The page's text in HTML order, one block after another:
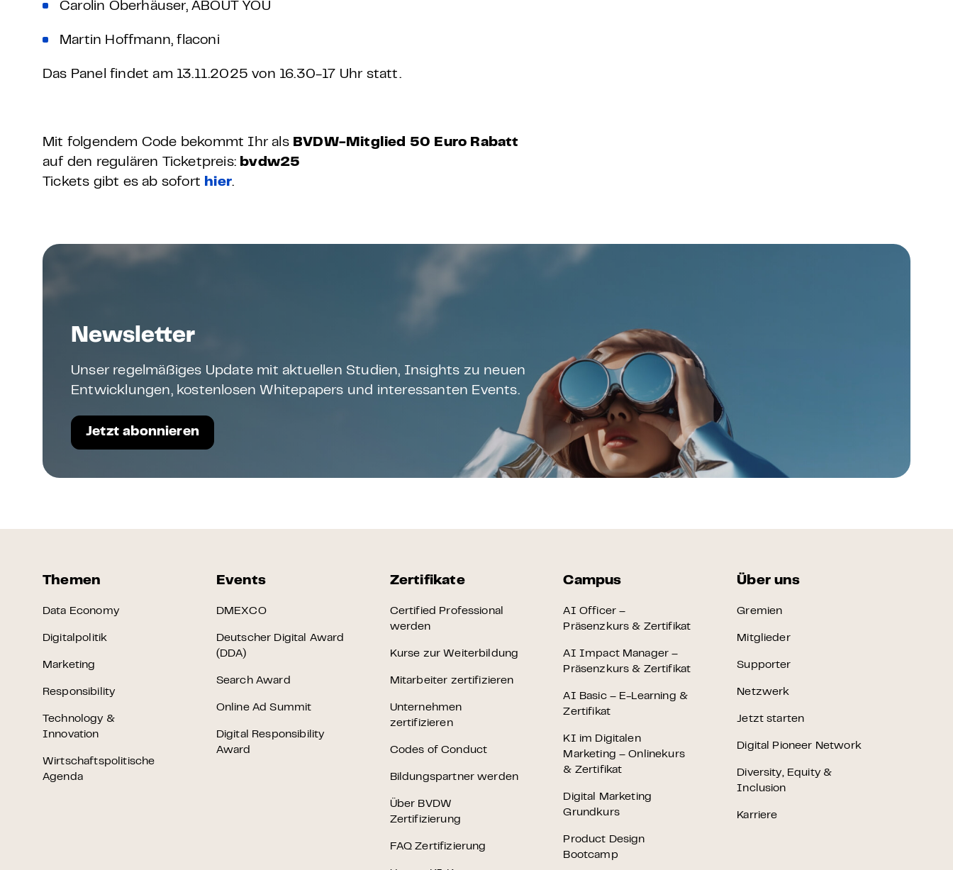
Carolin Oberhäuser, ABOUT YOU
Martin Hoffmann, flaconi
Das Panel findet am 13.11.2025 von 16.30-17 Uhr statt.
Mit folgendem Code bekommt Ihr als BVDW-Mitglied 50 Euro Rabatt
auf den regulären Ticketpreis: bvdw25
Tickets gibt es ab sofort hier.
Newsletter
Unser regelmäßiges Update mit aktuellen Studien, Insights zu neuen
Entwicklungen, kostenlosen Whitepapers und interessanten Events.
Jetzt abonnieren
Themen
Data Economy
Digitalpolitik
Marketing
Responsibility
Technology &
Innovation
Wirtschaftspolitische
Agenda
Events
DMEXCO
Deutscher Digital Award
(DDA)
Search Award
Online Ad Summit
Digital Responsibility
Award
Zertifikate
Certified Professional
werden
Kurse zur Weiterbildung
Mitarbeiter zertifizieren
Unternehmen
zertifizieren
Codes of Conduct
Bildungspartner werden
Über BVDW
Zertifizierung
FAQ Zertifizierung
Campus
AI Officer –
Präsenzkurs & Zertifikat
AI Impact Manager –
Präsenzkurs & Zertifikat
AI Basic – E-Learning &
Zertifikat
KI im Digitalen
Marketing – Onlinekurs
& Zertifikat
Digital Marketing
Grundkurs
Product Design
Bootcamp
Über uns
Gremien
Mitglieder
Supporter
Netzwerk
Jetzt starten
Digital Pioneer Network
Diversity, Equity &
Inclusion
Karriere